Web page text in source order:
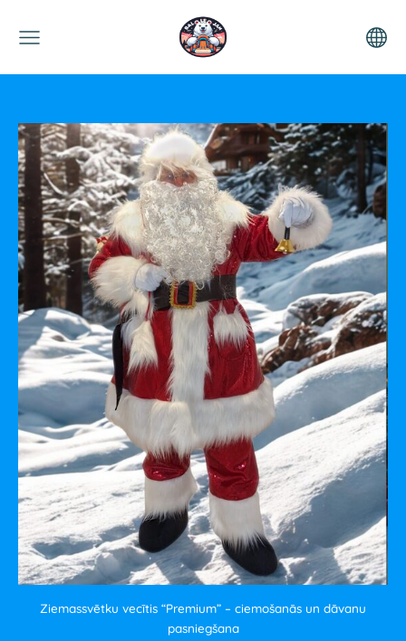
Ziemassvētku vecītis “Premium” – ciemošanās un dāvanu
pasniegšana